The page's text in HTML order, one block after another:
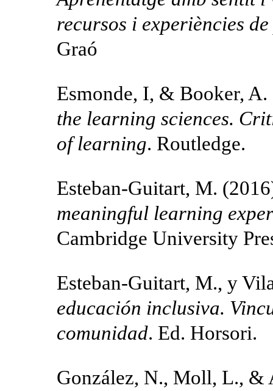
recursos i experiències
Graó
Esmonde, I, & Booker,
the learning sciences.
of learning. Routledge.
Esteban-Guitart, M.
meaningful learning
Cambridge University
Esteban-Guitart, M., y
educación inclusiva.
comunidad. Ed. Horsori.
González, N., Moll, L., &